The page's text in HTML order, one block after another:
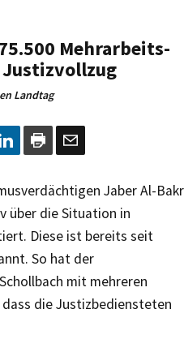
Mehrarbeits-
Landtag
Jaber Al-Bakr
über die Situation in
Diese ist bereits seit
So hat der
mit mehreren
die Justizbediensteten